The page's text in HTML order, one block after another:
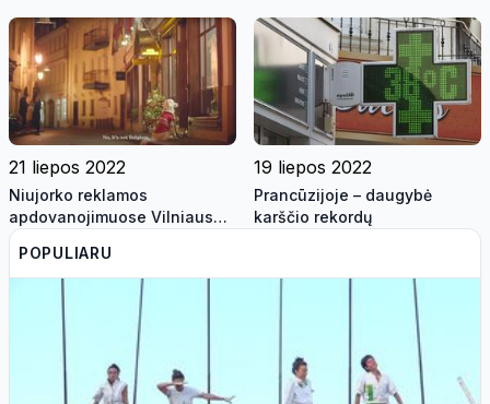
21 liepos 2022
Niujorko reklamos
apdovanojimuose Vilniaus
reklama pripažinta viena iš
geriausių pasaulyje
19 liepos 2022
Prancūzijoje – daugybė
karščio rekordų
POPULIARU